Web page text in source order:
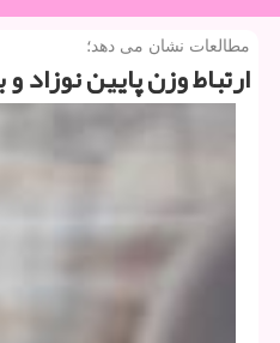
مطالعات نشان می دهد؛
ارتباط وزن پایین